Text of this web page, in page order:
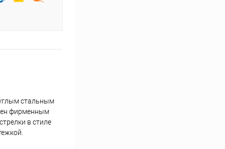
стальным
фирменным
в стиле